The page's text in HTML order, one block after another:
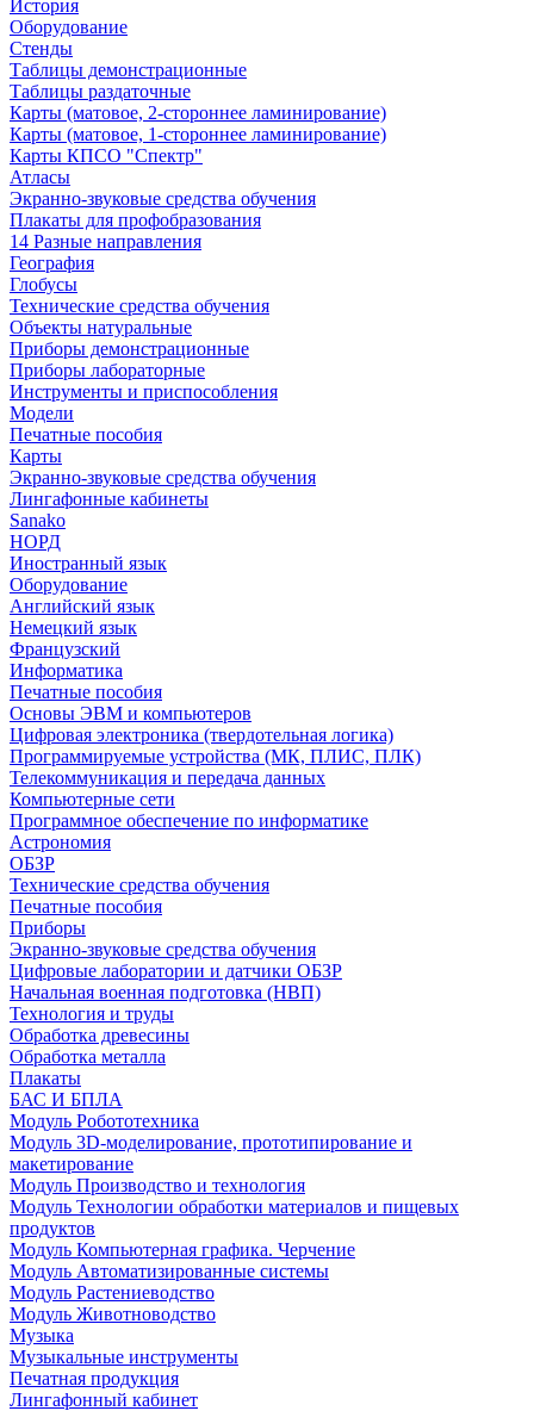
История
Оборудование
Стенды
Таблицы демонстрационные
Таблицы раздаточные
Карты (матовое, 2-стороннее ламинирование)
Карты (матовое, 1-стороннее ламинирование)
Карты КПСО "Спектр"
Атласы
Экранно-звуковые средства обучения
Плакаты для профобразования
14 Разные направления
География
Глобусы
Технические средства обучения
Объекты натуральные
Приборы демонстрационные
Приборы лабораторные
Инструменты и приспособления
Модели
Печатные пособия
Карты
Экранно-звуковые средства обучения
Лингафонные кабинеты
Sanako
НОРД
Иностранный язык
Оборудование
Английский язык
Немецкий язык
Французский
Информатика
Печатные пособия
Основы ЭВМ и компьютеров
Цифровая электроника (твердотельная логика)
Программируемые устройства (МК, ПЛИС, ПЛК)
Телекоммуникация и передача данных
Компьютерные сети
Программное обеспечение по информатике
Астрономия
ОБЗР
Технические средства обучения
Печатные пособия
Приборы
Экранно-звуковые средства обучения
Цифровые лаборатории и датчики ОБЗР
Начальная военная подготовка (НВП)
Технология и труды
Обработка древесины
Обработка металла
Плакаты
БАС И БПЛА
Модуль Робототехника
Модуль 3D-моделирование, прототипирование и
макетирование
Модуль Производство и технология
Модуль Технологии обработки материалов и пищевых
продуктов
Модуль Компьютерная графика. Черчение
Модуль Автоматизированные системы
Модуль Растениеводство
Модуль Животноводство
Музыка
Музыкальные инструменты
Печатная продукция
Лингафонный кабинет